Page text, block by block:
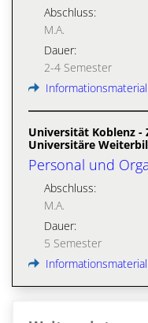
Abschluss:
M.A.
Dauer:
2-4 Semester
Universität Koblenz
Universitäre
Personal und
Abschluss:
M.A.
Dauer:
5 Semester